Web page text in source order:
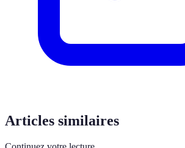
Articles similaires